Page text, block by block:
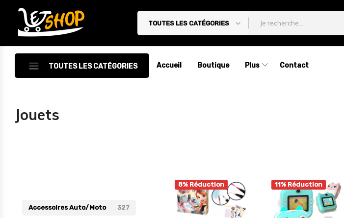
Letshop.dz
TOUTES LES CATÉGORIES
TOUTES LES CATÉGORIES Accueil Boutique Plus Contact
Jouets
8% Réduction 11% Réduction
Accessoires Auto/Moto 327